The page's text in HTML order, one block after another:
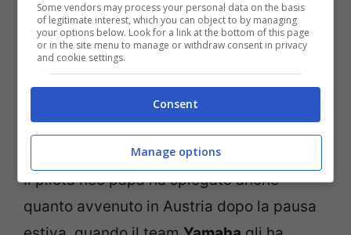
Il pilota neo papà ha spiegato anche
quanto avvenuto in Austria dopo la pausa
Some vendors may process your personal data on the basis
of legitimate interest, which you can object to by managing
your options below. Look for a link at the bottom of this page
or in the site menu to manage or withdraw consent in privacy
and cookie settings.
Consent
Manage options